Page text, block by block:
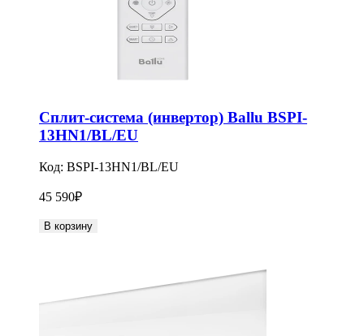
Сплит-система (инвертор) Ballu BSPI-
13HN1/BL/EU
Код: BSPI-13HN1/BL/EU
45 590₽
В корзину